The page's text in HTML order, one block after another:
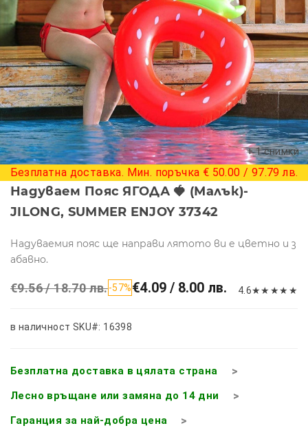
+ 1 снимки
Безплатна доставка. Мин. поръчка € 50.00 / 97.79 лв.
Надуваем Пояс ЯГОДА 🍓 (малък)-
JILONG, SUMMER ENJOY 37342
Надуваемия пояс ще направи лятото ви е цветно и з
абавно.
€9.56 / 18.70 лв.-57%€4.09 / 8.00 лв. 4.6★★ ★★ ★
в наличност SKU#: 16398
Безплатна доставка в цялата страна
Лесно връщане или замяна до 14 дни
Гаранция за най-добра цена